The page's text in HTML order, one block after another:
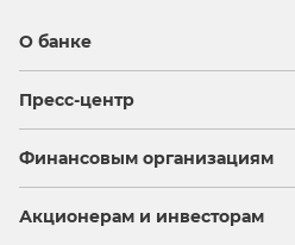
О банке
Пресс-центр
Финансовым организациям
Акционерам и инвесторам